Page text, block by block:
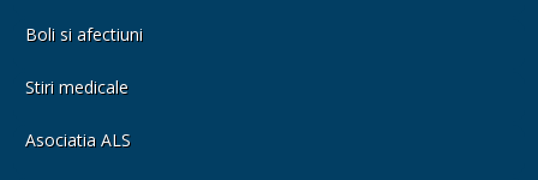
Boli si afectiuni
Stiri medicale
Asociatia ALS